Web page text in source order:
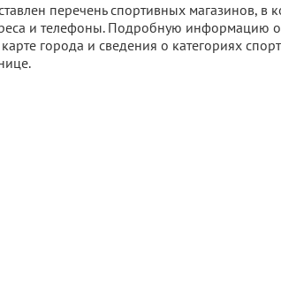
перечень спортивных магазинов, в
и телефоны. Подробную информацию
города и сведения о категориях